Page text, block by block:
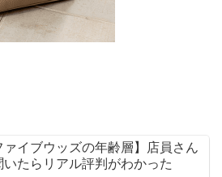
ァイブウッズの年齢層】店員さん
いたらリアル評判がわかった